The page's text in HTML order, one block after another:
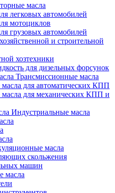
масла
легковых автомобилей
мотоциклов
грузовых автомобилей
и строительной
хозтехники
для дизельных форсунок
Трансмиссионные масла
для автоматических КПП
для механических КПП и
Индустриальные масла
масла
скольжения
машин
масла